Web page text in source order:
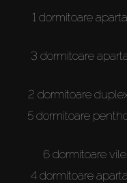
1 dormitoare
3 dormitoare
2 dormitoare
5 dormitoare
6 dormitoare
4 dormitoare